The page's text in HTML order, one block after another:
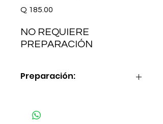
Q 185.00
NO REQUIERE
PREPARACIÓN
Preparación: